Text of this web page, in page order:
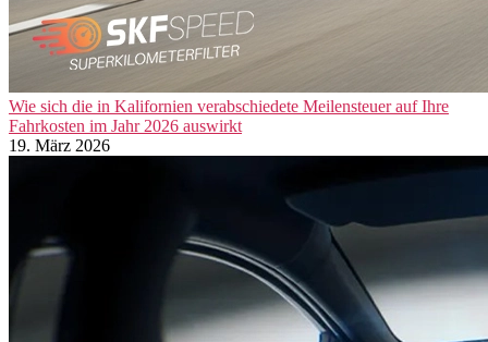
Wie sich die in Kalifornien verabschiedete Meilensteuer auf Ihre
Fahrkosten im Jahr 2026 auswirkt
19. März 2026